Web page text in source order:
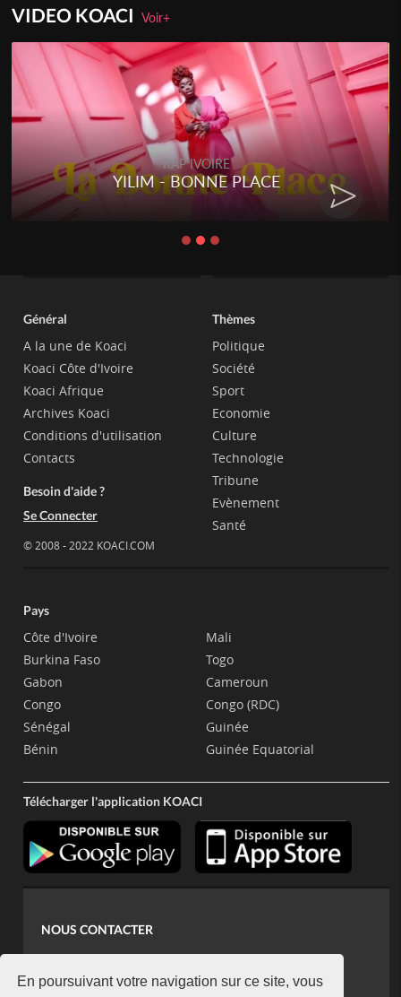
En poursuivant votre navigation sur ce site, vous
VIDEO KOACIVoir+
RAP IVOIRE
YILIM - BONNE PLACE
Général
A la une de Koaci
Koaci Côte d'Ivoire
Koaci Afrique
Archives Koaci
Conditions d'utilisation
Contacts
Besoin d'aide ?
Se Connecter
© 2008 - 2022 KOACI.COM
Thèmes
Politique
Société
Sport
Economie
Culture
Technologie
Tribune
Evènement
Santé
Pays
Côte d'Ivoire
Burkina Faso
Gabon
Congo
Sénégal
Bénin
Mali
Togo
Cameroun
Congo (RDC)
Guinée
Guinée Equatorial
Télécharger l'application KOACI
NOUS CONTACTER
koaci@yahoo.fr